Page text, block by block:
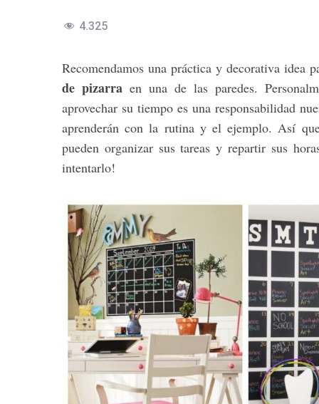
4.325
Recomendamos una práctica y decorativa idea
de pizarraen una de las paredes.
aprovechar su tiempo es una responsabilidad
aprenderán con la rutina y el ejemplo. Así
pueden organizar sus tareas y repartir sus
intentarlo!
S